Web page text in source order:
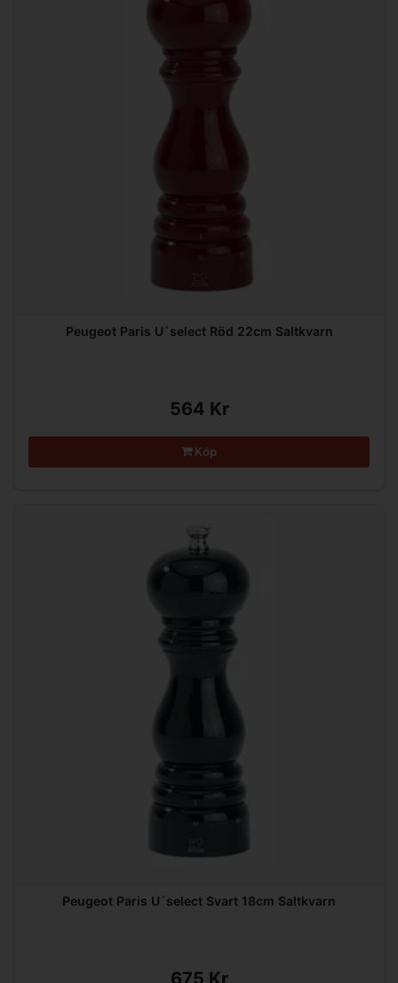
Peugeot Paris U´select Röd 22cm Saltkvarn
564 Kr
Köp
Peugeot Paris U´select Svart 18cm Saltkvarn
675 Kr